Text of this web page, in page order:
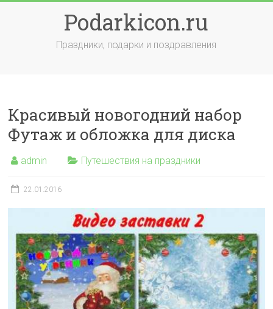
Podarkicon.ru
Праздники, подарки и поздравления
Красивый новогодний набор
Футаж и обложка для диска
admin Путешествия на праздники
22.01.2016